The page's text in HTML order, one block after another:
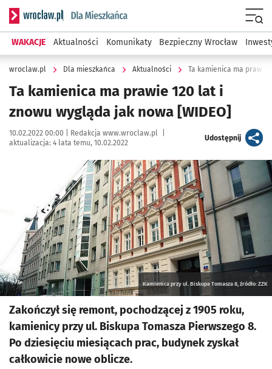
Serwis informacyjny wroclaw.pl podserwis: Dla mieszkańca
WAKACJE Aktualności Komunikaty Bezpieczny Wrocław
wroclaw.pl Dla mieszkańca Aktualności Ta kamienica ma prawie
Ta kamienica ma prawie 120 lat i
znowu wygląda jak nowa [WIDEO]
Data publikacji:
10.02.2022 00:00 | Autor:
Redakcja www.wroclaw.pl
aktualizacja: 4 lata temu, 10.02.2022
Udostępnijartykuł
Kliknij, aby powiększyć
Kamienica przy ul. Biskupa Tomasza 8, źródło: ZZK
Zakończył się remont, pochodzącej z 1905 roku,
kamienicy przy ul. Biskupa Tomasza Pierwszego 8.
Po dziesięciu miesiącach prac, budynek zyskał
całkowicie nowe oblicze.